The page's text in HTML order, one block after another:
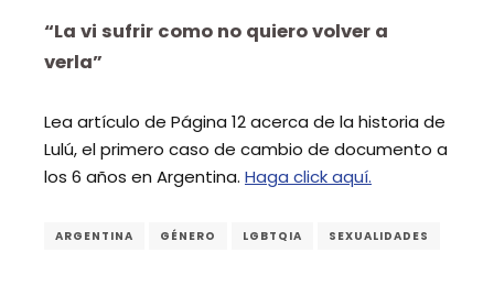
“La vi sufrir como no quiero volver a
verla”
Lea artículo de Página 12 acerca de la historia de
Lulú, el primero caso de cambio de documento a
los 6 años en Argentina. Haga click aquí.
ARGENTINA GÉNERO LGBTQIA SEXUALIDADES